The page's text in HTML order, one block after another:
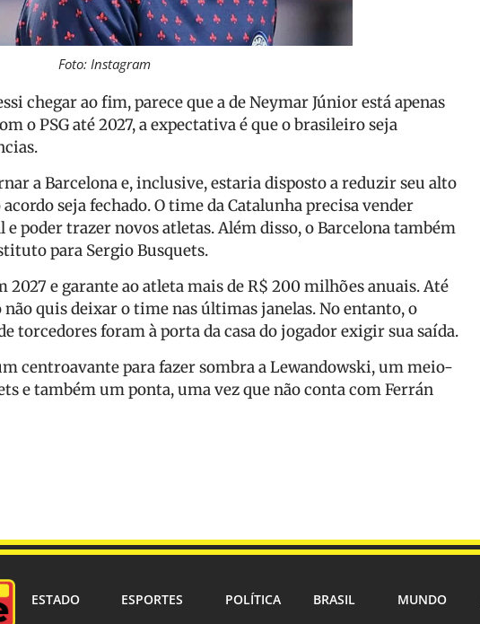
Foto: Instagram
chegar ao fim, parece que a de Neymar Júnior está apenas
o PSG até 2027, a expectativa é que o brasileiro seja
a Barcelona e, inclusive, estaria disposto a reduzir seu alto
seja fechado. O time da Catalunha precisa vender
poder trazer novos atletas. Além disso, o Barcelona também
para Sergio Busquets.
2027 e garante ao atleta mais de R$ 200 milhões anuais. Até
quis deixar o time nas últimas janelas. No entanto, o
torcedores foram à porta da casa do jogador exigir sua saída.
centroavante para fazer sombra a Lewandowski, um meio-
e também um ponta, uma vez que não conta com Ferrán
ESTADO ESPORTES POLÍTICA BRASIL MUNDO